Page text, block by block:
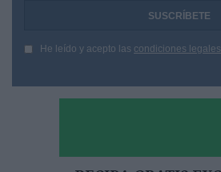
He leído y acepto las condiciones legales